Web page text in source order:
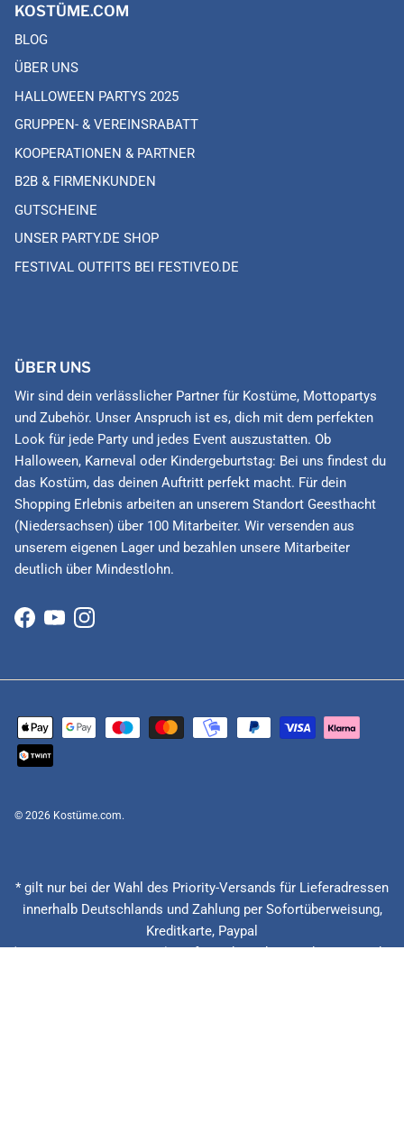
KOSTÜME.COM
BLOG
ÜBER UNS
HALLOWEEN PARTYS 2025
GRUPPEN- & VEREINSRABATT
KOOPERATIONEN & PARTNER
B2B & FIRMENKUNDEN
GUTSCHEINE
UNSER PARTY.DE SHOP
FESTIVAL OUTFITS BEI FESTIVEO.DE
ÜBER UNS
Wir sind dein verlässlicher Partner für Kostüme, Mottopartys
und Zubehör. Unser Anspruch ist es, dich mit dem perfekten
Look für jede Party und jedes Event auszustatten. Ob
Halloween, Karneval oder Kindergeburtstag: Bei uns findest du
das Kostüm, das deinen Auftritt perfekt macht. Für dein
Shopping Erlebnis arbeiten an unserem Standort Geesthacht
(Niedersachsen) über 100 Mitarbeiter. Wir versenden aus
unserem eigenen Lager und bezahlen unsere Mitarbeiter
deutlich über Mindestlohn.
Facebook
YouTubeInstagram
© 2026 Kostüme.com.
* gilt nur bei der Wahl des Priority-Versands für Lieferadressen
innerhalb Deutschlands und Zahlung per Sofortüberweisung,
Kreditkarte, Paypal
(Feiertage ausgenommen), Lieferzeitberechnung ab Eingang der